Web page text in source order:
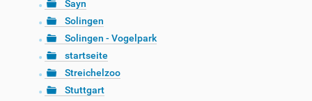
Sayn
Solingen
Solingen - Vogelpark
startseite
Streichelzoo
Stuttgart